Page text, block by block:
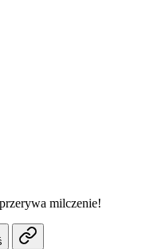
milczenie!